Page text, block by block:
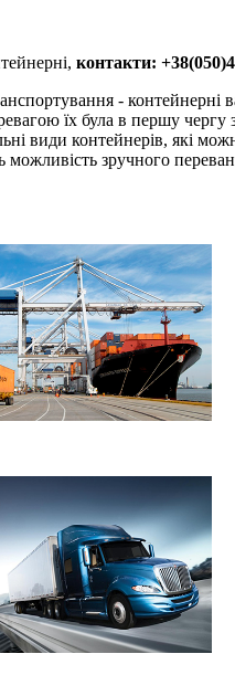
контакти:
- контейнерні
їх була в першу чергу
види контейнерів, які
можливість зручного